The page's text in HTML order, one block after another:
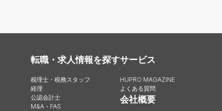
転職・求人情報を探す
税理士・税務スタッフ
経理
公認会計士
M&A・FAS
サービス
HUPRO MAGAZINE
よくある質問
会社概要